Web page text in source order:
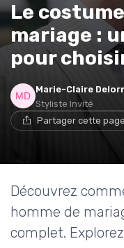
Le
mariage :
pour
Marie-Claire
Styliste Invité
Partager cette page
Découvrez
homme de
complet.